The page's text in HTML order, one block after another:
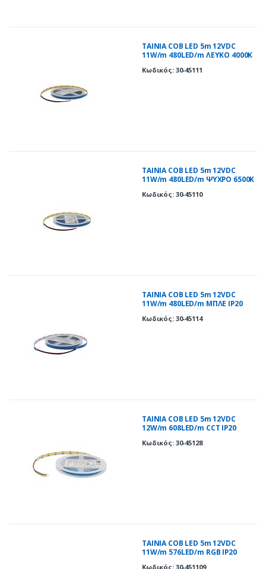
ΤΑΙΝΙΑ COB LED 5m 12VDC
11W/m 480LED/m ΛΕΥΚΟ 4000K
Κωδικός: 30-45111
ΤΑΙΝΙΑ COB LED 5m 12VDC
11W/m 480LED/m ΨΥΧΡΟ 6500K
Κωδικός: 30-45110
ΤΑΙΝΙΑ COB LED 5m 12VDC
11W/m 480LED/m ΜΠΛΕ IP20
Κωδικός: 30-45114
ΤΑΙΝΙΑ COB LED 5m 12VDC
12W/m 608LED/m CCT IP20
Κωδικός: 30-45128
ΤΑΙΝΙΑ COB LED 5m 12VDC
11W/m 576LED/m RGB IP20
Κωδικός: 30-451109